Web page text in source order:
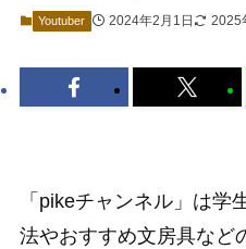
Youtuber 2024年2月1日 2025
「pikeチャンネル」は学
法やおすすめ文房具など